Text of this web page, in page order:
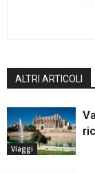
ALTRI ARTICOLI
Viaggi